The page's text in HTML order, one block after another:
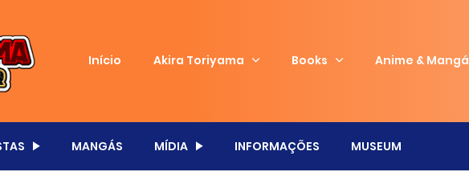
Início Akira Toriyama Books Anime & Mangá
MANGÁS MÍDIA INFORMAÇÕES MUSEUM